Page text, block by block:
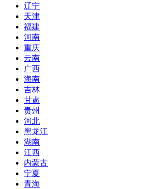
辽宁
天津
福建
河南
重庆
云南
广西
海南
吉林
甘肃
贵州
河北
黑龙江
湖南
江西
内蒙古
宁夏
青海